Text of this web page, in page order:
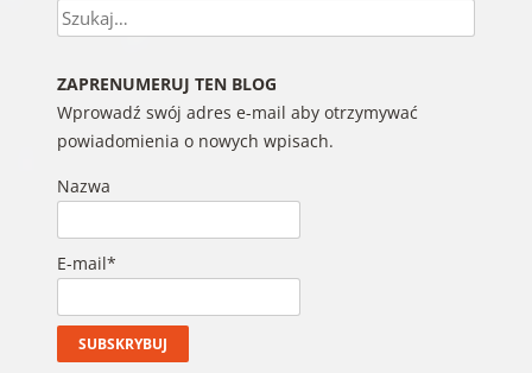
Szukaj
ZAPRENUMERUJ TEN BLOG
Wprowadź swój adres e-mail aby otrzymywać
powiadomienia o nowych wpisach.
Nazwa
E-mail*